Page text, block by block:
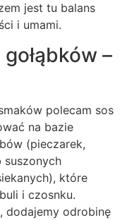
jest tu balans
i umami.
–
polecam sos
na bazie
(pieczarek,
które
i czosnku.
dodajemy odrobinę